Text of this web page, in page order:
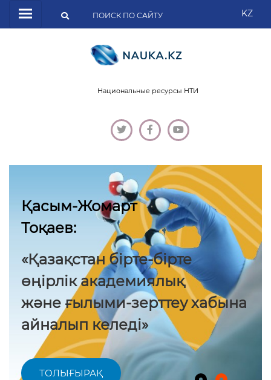
KZ
Национальные ресурсы НТИ
Қасым-Жомарт
Тоқаев:
«Қазақстан бірте-бірте
өңірлік академиялық
және ғылыми-зерттеу хабына
айналып келеді»
ТОЛЫҒЫРАҚ